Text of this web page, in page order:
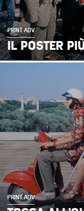
PRINT ADV
IL POSTER
PRINT ADV